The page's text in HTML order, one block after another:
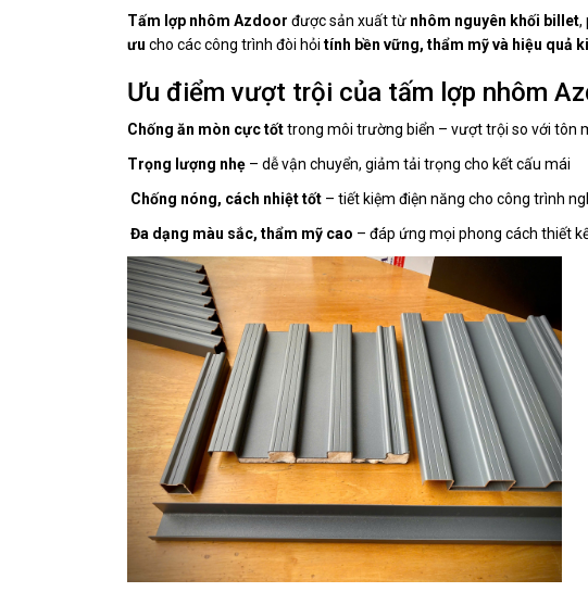
Tấm lợp nhôm Azdoor được sản xuất từ nhôm nguyên khối billet,
ưu cho các công trình đòi hỏi tính bền vững, thẩm mỹ và hiệu quả
Ưu điểm vượt trội của tấm lợp nhôm
Chống ăn mòn cực tốttrong môi trường biển – vượt trội so với tôn
Trọng lượng nhẹ – dễ vận chuyển, giảm tải trọng cho kết cấu mái
Chống nóng, cách nhiệt tốt – tiết kiệm điện năng cho công trình
Đa dạng màu sắc, thẩm mỹ cao – đáp ứng mọi phong cách thiết